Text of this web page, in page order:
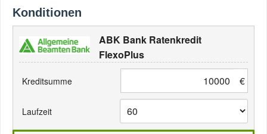
Konditionen
ABK Bank Ratenkredit
FlexoPlus
Kreditsumme €
Laufzeit